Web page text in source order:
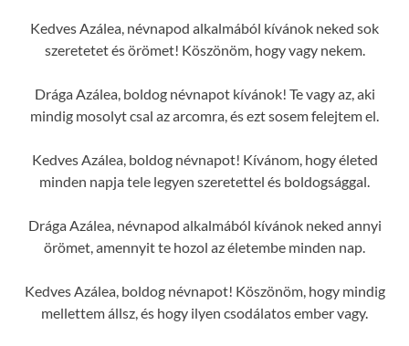
Kedves Azálea, névnapod alkalmából kívánok neked sok
szeretetet és örömet! Köszönöm, hogy vagy nekem.
Drága Azálea, boldog névnapot kívánok! Te vagy az, aki
mindig mosolyt csal az arcomra, és ezt sosem felejtem el.
Kedves Azálea, boldog névnapot! Kívánom, hogy életed
minden napja tele legyen szeretettel és boldogsággal.
Drága Azálea, névnapod alkalmából kívánok neked annyi
örömet, amennyit te hozol az életembe minden nap.
Kedves Azálea, boldog névnapot! Köszönöm, hogy mindig
mellettem állsz, és hogy ilyen csodálatos ember vagy.